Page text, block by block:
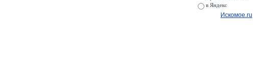
в Яндекс
Искомое.ru